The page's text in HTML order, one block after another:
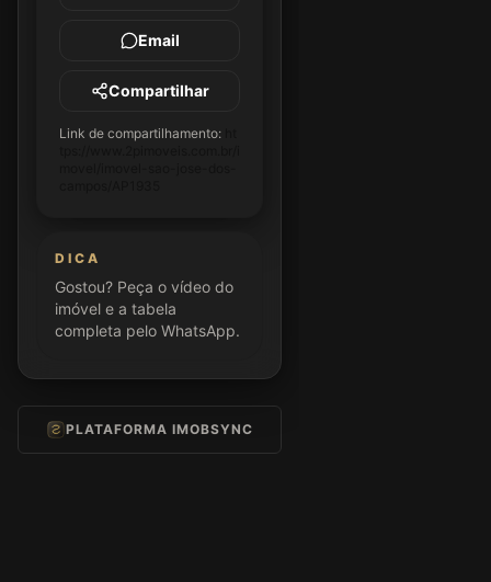
Email
Compartilhar
Link de compartilhamento:
DICA
Gostou? Peça o vídeo do
imóvel e a tabela
completa pelo WhatsApp.
PLATAFORMA IMOBSYNC